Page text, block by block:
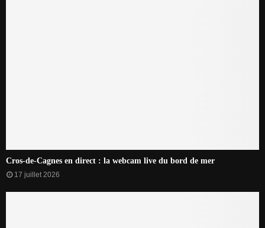
Cros-de-Cagnes en direct : la webcam live du bord de mer
17 juillet 2026